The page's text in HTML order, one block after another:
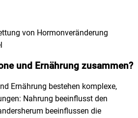
von Hormonveränderung
und Ernährung zusammen?
Ernährung bestehen komplexe,
Nahrung beeinflusst den
beeinflussen die